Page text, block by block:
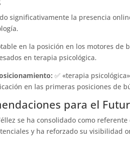
significativamente la presencia
en la posición en los motores de
en terapia psicológica.
✅ «terapia
en las primeras posiciones de
para el
se ha consolidado como
y ha reforzado su visibilidad